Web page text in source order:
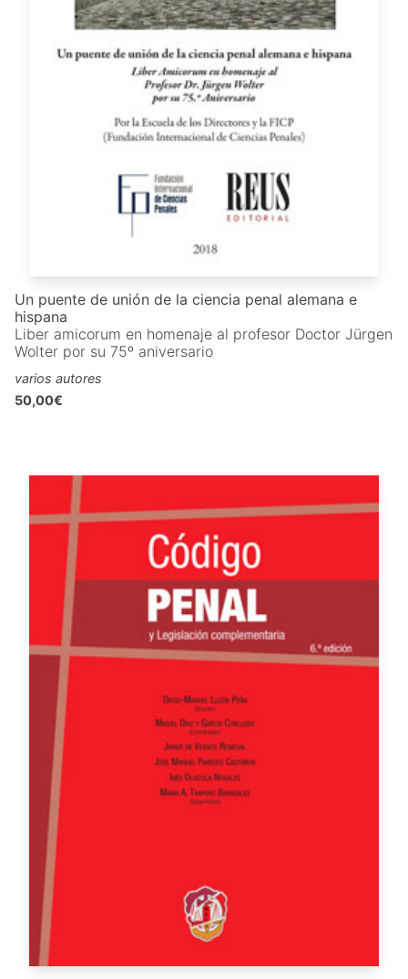
Un puente de unión de la ciencia penal alemana e
hispana
Liber amicorum en homenaje al profesor Doctor Jürgen
Wolter por su 75º aniversario
varios autores
50,00€